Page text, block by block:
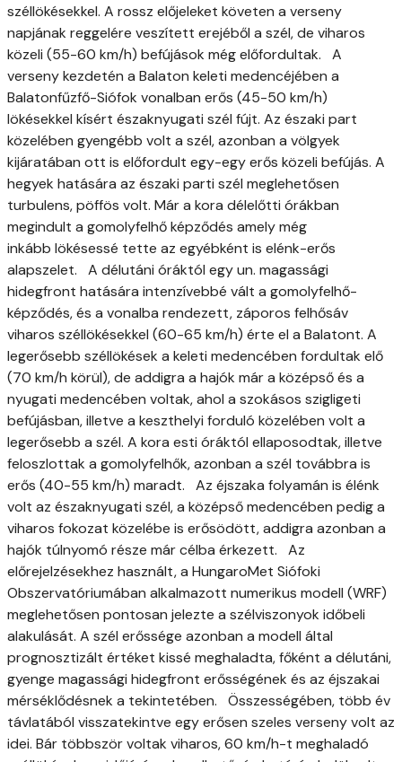
széllökésekkel. A rossz előjeleket követen a verseny
napjának reggelére veszített erejéből a szél, de viharos
közeli (55-60 km/h) befújások még előfordultak. A
verseny kezdetén a Balaton keleti medencéjében a
Balatonfűzfő-Siófok vonalban erős (45-50 km/h)
lökésekkel kísért északnyugati szél fújt. Az északi part
közelében gyengébb volt a szél, azonban a völgyek
kijáratában ott is előfordult egy-egy erős közeli befújás. A
hegyek hatására az északi parti szél meglehetősen
turbulens, pöffös volt. Már a kora délelőtti órákban
megindult a gomolyfelhő képződés amely még
inkább lökésessé tette az egyébként is elénk-erős
alapszelet. A délutáni óráktól egy un. magassági
hidegfront hatására intenzívebbé vált a gomolyfelhő-
képződés, és a vonalba rendezett, záporos felhősáv
viharos széllökésekkel (60-65 km/h) érte el a Balatont. A
legerősebb széllökések a keleti medencében fordultak elő
(70 km/h körül), de addigra a hajók már a középső és a
nyugati medencében voltak, ahol a szokásos szigligeti
befújásban, illetve a keszthelyi forduló közelében volt a
legerősebb a szél. A kora esti óráktól ellaposodtak, illetve
feloszlottak a gomolyfelhők, azonban a szél továbbra is
erős (40-55 km/h) maradt. Az éjszaka folyamán is élénk
volt az északnyugati szél, a középső medencében pedig a
viharos fokozat közelébe is erősödött, addigra azonban a
hajók túlnyomó része már célba érkezett. Az
előrejelzésekhez használt, a HungaroMet Siófoki
Obszervatóriumában alkalmazott numerikus modell (WRF)
meglehetősen pontosan jelezte a szélviszonyok időbeli
alakulását. A szél erőssége azonban a modell által
prognosztizált értéket kissé meghaladta, főként a délutáni,
gyenge magassági hidegfront erősségének és az éjszakai
mérséklődésnek a tekintetében. Összességében, több év
távlatából visszatekintve egy erősen szeles verseny volt az
idei. Bár többször voltak viharos, 60 km/h-t meghaladó